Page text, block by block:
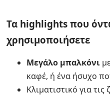
Τα highlights που
χρησιμοποιήσετε
Μεγάλο μπαλκόνι
καφέ, ή ένα ήσυχο
Κλιματιστικό για